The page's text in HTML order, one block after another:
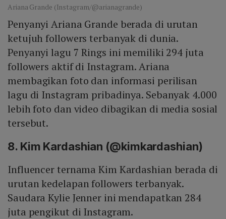
Ariana Grande (Instagram/@arianagrande)
Penyanyi Ariana Grande berada di urutan
ketujuh followers terbanyak di dunia.
Penyanyi lagu 7 Rings ini memiliki 294 juta
followers aktif di Instagram. Ariana
membagikan foto dan informasi perilisan
lagu di Instagram pribadinya. Sebanyak 4.000
lebih foto dan video dibagikan di media sosial
tersebut.
8. Kim Kardashian (@kimkardashian)
Influencer ternama Kim Kardashian berada di
urutan kedelapan followers terbanyak.
Saudara Kylie Jenner ini mendapatkan 284
juta pengikut di Instagram.